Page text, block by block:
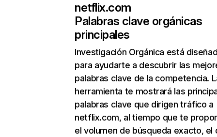
netflix.com
Palabras clave orgánicas
principales
Investigación Orgánica está
para ayudarte a descubrir las
palabras clave de la competencia.
herramienta te mostrará las
palabras clave que dirigen tráfico a
netflix.com, al tiempo que te
el volumen de búsqueda exacto, el